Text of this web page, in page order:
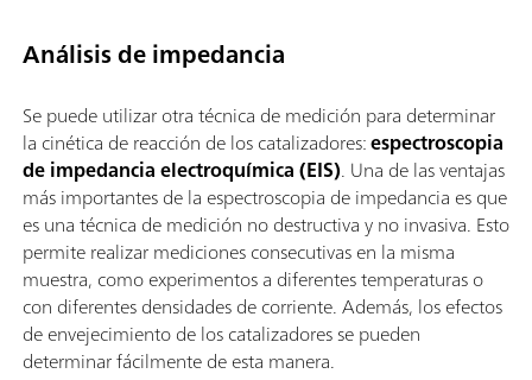
Análisis de impedancia
Se puede utilizar otra técnica de medición para determinar
la cinética de reacción de los catalizadores:espectroscopia
de impedancia electroquímica (EIS). Una de las ventajas
más importantes de la espectroscopia de impedancia es que
es una técnica de medición no destructiva y no invasiva. Esto
permite realizar mediciones consecutivas en la misma
muestra, como experimentos a diferentes temperaturas o
con diferentes densidades de corriente. Además, los efectos
de envejecimiento de los catalizadores se pueden
determinar fácilmente de esta manera.